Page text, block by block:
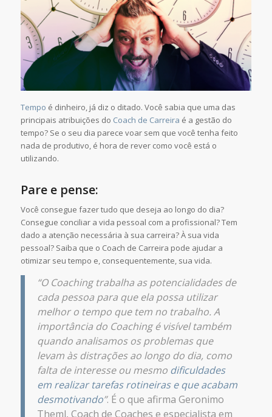
Tempo é dinheiro, já diz o ditado. Você sabia que uma das
principais atribuições do Coach de Carreira é a gestão do
tempo? Se o seu dia parece voar sem que você tenha feito
nada de produtivo, é hora de rever como você está o
utilizando.
Pare e pense:
Você consegue fazer tudo que deseja ao longo do dia?
Consegue conciliar a vida pessoal com a profissional? Tem
dado a atenção necessária à sua carreira? À sua vida
pessoal? Saiba que o Coach de Carreira pode ajudar a
otimizar seu tempo e, consequentemente, sua vida.
“O Coaching trabalha as potencialidades de
cada pessoa para que ela possa utilizar
melhor o tempo que tem no trabalho. A
importância do Coaching é visível também
quando analisamos os problemas que
levam às distrações ao longo do dia, como
falta de interesse ou mesmo dificuldades
em realizar tarefas rotineiras e que acabam
desmotivando”. É o que afirma Geronimo
Theml, Coach de Coaches e especialista em